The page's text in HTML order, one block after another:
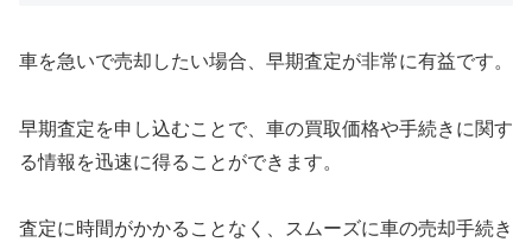
車を急いで売却したい場合、早期査定が非常に有益です。
早期査定を申し込むことで、車の買取価格や手続きに関す
る情報を迅速に得ることができます。
査定に時間がかかることなく、スムーズに車の売却手続き